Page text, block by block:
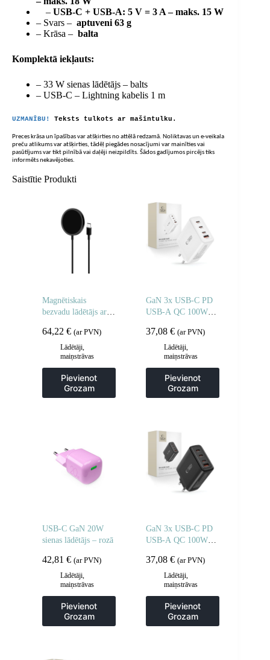
– USB-C + USB-A: 5 V = 3 A – maks. 15 W
– Svars – aptuveni 63 g
– Krāsa – balta
Komplektā iekļauts:
– 33 W sienas lādētājs – balts
– USB-C – Lightning kabelis 1 m
UZMANĪBU! Teksts tulkots ar mašīntulku.
Preces krāsa un īpašības var atšķirties no attēlā redzamā. Noliktavas un e-veikala
preču atlikums var atšķirties, tādēļ piegādes nosacījumi var mainīties vai
pasūtījums var tikt pilnībā vai daļēji neizpildīts. Šādos gadījumos pircējs tiks
informēts nekavējoties.
Saistītie Produkti
Magnētiskais
bezvadu lādētājs ar
1m – melns
64,22 € (ar PVN)
Lādētāji,
maiņstrāvas
Pievienot
Grozam
GaN 3x USB-C PD
USB-A QC 100W
37,08€ (ar PVN)
Lādētāji,
maiņstrāvas
Pievienot
Grozam
USB-C GaN 20W
sienas lādētājs – rozā
42,81 € (ar PVN)
Lādētāji,
maiņstrāvas
Pievienot
Grozam
GaN 3x USB-C PD
USB-A QC 100W
melns
37,08€ (ar PVN)
Lādētāji,
maiņstrāvas
Pievienot
Grozam